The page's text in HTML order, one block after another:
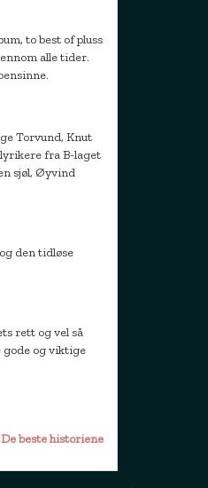
to best of pluss
alle tider.
Torvund, Knut
fra B-laget
sjøl, Øyvind
den tidløse
rett og vel så
og viktige
beste historiene